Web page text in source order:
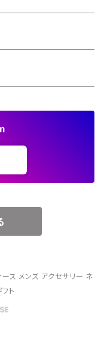
ス メンズ アクセサリー ネ
ト